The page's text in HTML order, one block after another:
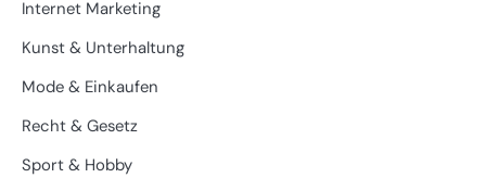
Internet Marketing
Kunst & Unterhaltung
Mode & Einkaufen
Recht & Gesetz
Sport & Hobby